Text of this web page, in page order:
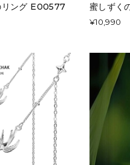
リング E00577 蜜しずく
¥10,990